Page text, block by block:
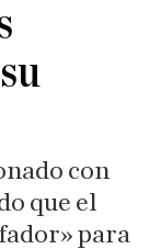
con
que el
para